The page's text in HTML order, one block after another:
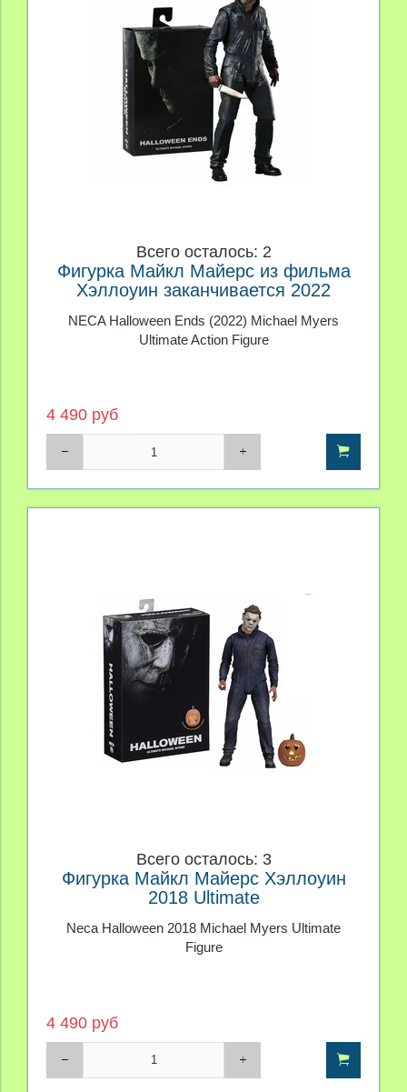
Всего осталось: 2
Фигурка Майкл Майерс из фильма
Хэллоуин заканчивается 2022
NECA Halloween Ends (2022) Michael Myers
Ultimate Action Figure
4 490 руб
Всего осталось: 3
Фигурка Майкл Майерс Хэллоуин
2018 Ultimate
Neca Halloween 2018 Michael Myers Ultimate
Figure
4 490 руб